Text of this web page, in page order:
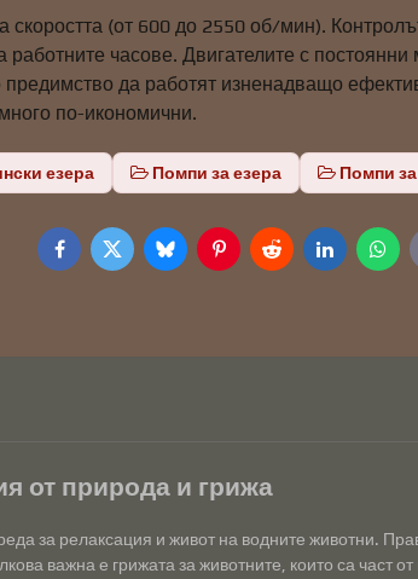
скоростта (от 600 до 2550 об/мин).
работните часове. Двигателите с
да работят изненадващо
по-икономични.
езера Помпи за езера Помпи
FacebookTwitterBlueskyPinterestRedditLinkedIn
от природа и грижа
за релаксация и живот на водните животни.
важна е грижата за животните, които са част